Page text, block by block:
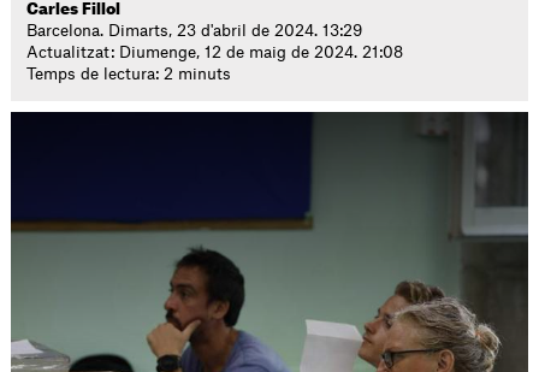
Carles Fillol
Barcelona. Dimarts, 23 d'abril de 2024. 13:29
Actualitzat: Diumenge, 12 de maig de 2024. 21:08
Temps de lectura: 2 minuts